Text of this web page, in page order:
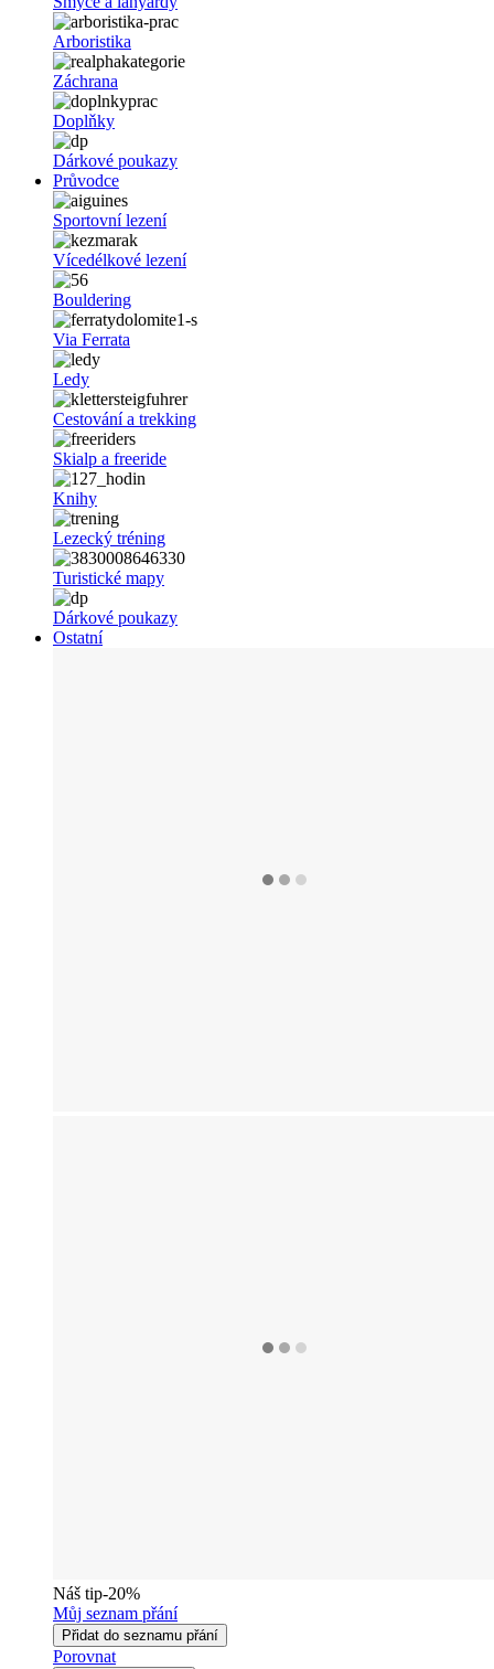
Arboristika
Záchrana
Doplňky
Dárkové poukazy
Průvodce
Sportovní lezení
Vícedélkové lezení
Bouldering
Via Ferrata
Ledy
Cestování a trekking
Skialp a freeride
Knihy
Lezecký tréning
Turistické mapy
Dárkové poukazy
Ostatní
Náš tip-20%
Můj seznam přání
Přidat do seznamu přání
Porovnat